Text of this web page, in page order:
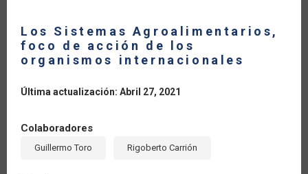
Los Sistemas Agroalimentarios,
foco de acción de los
organismos internacionales
Última actualización: Abril 27, 2021
Colaboradores
Guillermo Toro Rigoberto Carrión